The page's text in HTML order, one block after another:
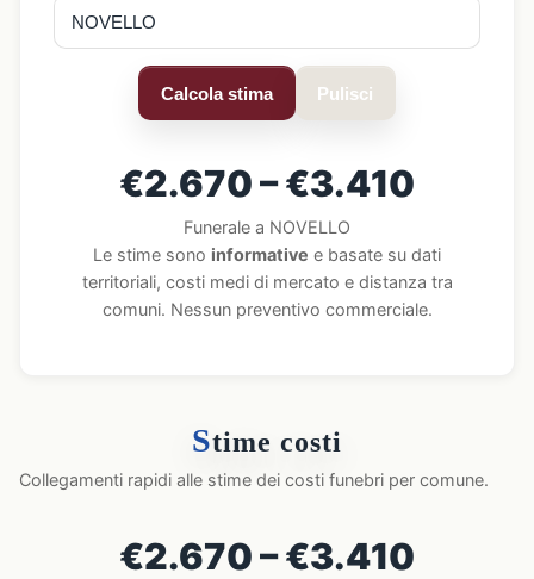
Calcola stima Pulisci
€2.670 – €3.410
Funerale a NOVELLO
Le stime sono informative e basate su dati
territoriali, costi medi di mercato e distanza tra
comuni. Nessun preventivo commerciale.
Stime costi
Collegamenti rapidi alle stime dei costi funebri per comune.
€2.670 – €3.410